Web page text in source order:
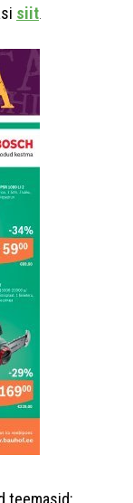
siit
teemasid: